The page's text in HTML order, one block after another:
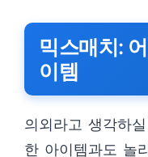
믹스매치:
이템
의외라고 생각하
한 아이템과도 놀